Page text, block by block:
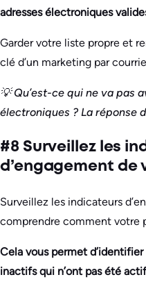
adresses électroniques
Garder votre liste propre et
clé d’un marketing par
💡 Qu’est-ce qui ne va pas
électroniques ? La réponse
#8 Surveillez les
d’engagement de
Surveillez les indicateurs
comprendre comment votre
Cela vous permet
inactifs qui n’ont pas été